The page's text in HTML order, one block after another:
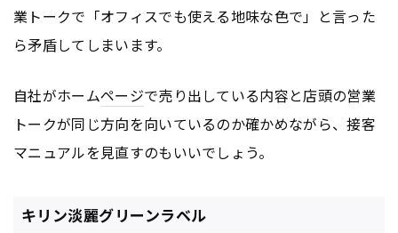
業トークで「オフィスでも使える地味な色で」と言った
ら矛盾してしまいます。
自社がホームページで売り出している内容と店頭の営業
トークが同じ方向を向いているのか確かめながら、接客
マニュアルを見直すのもいいでしょう。
キリン淡麗グリーンラベル